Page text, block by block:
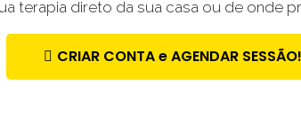
terapia direto da sua casa ou de onde
CRIAR CONTA e AGENDAR SESSÃO!